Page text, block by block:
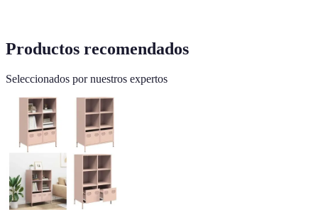
Productos recomendados
Seleccionados por nuestros expertos